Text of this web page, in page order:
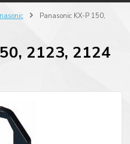
Panasonic KX-P 150,
2123, 2124